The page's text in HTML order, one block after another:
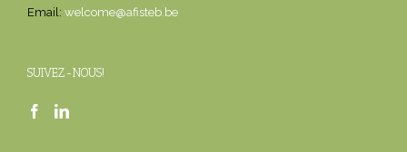
Email: welcome@afisteb.be
SUIVEZ-NOUS!